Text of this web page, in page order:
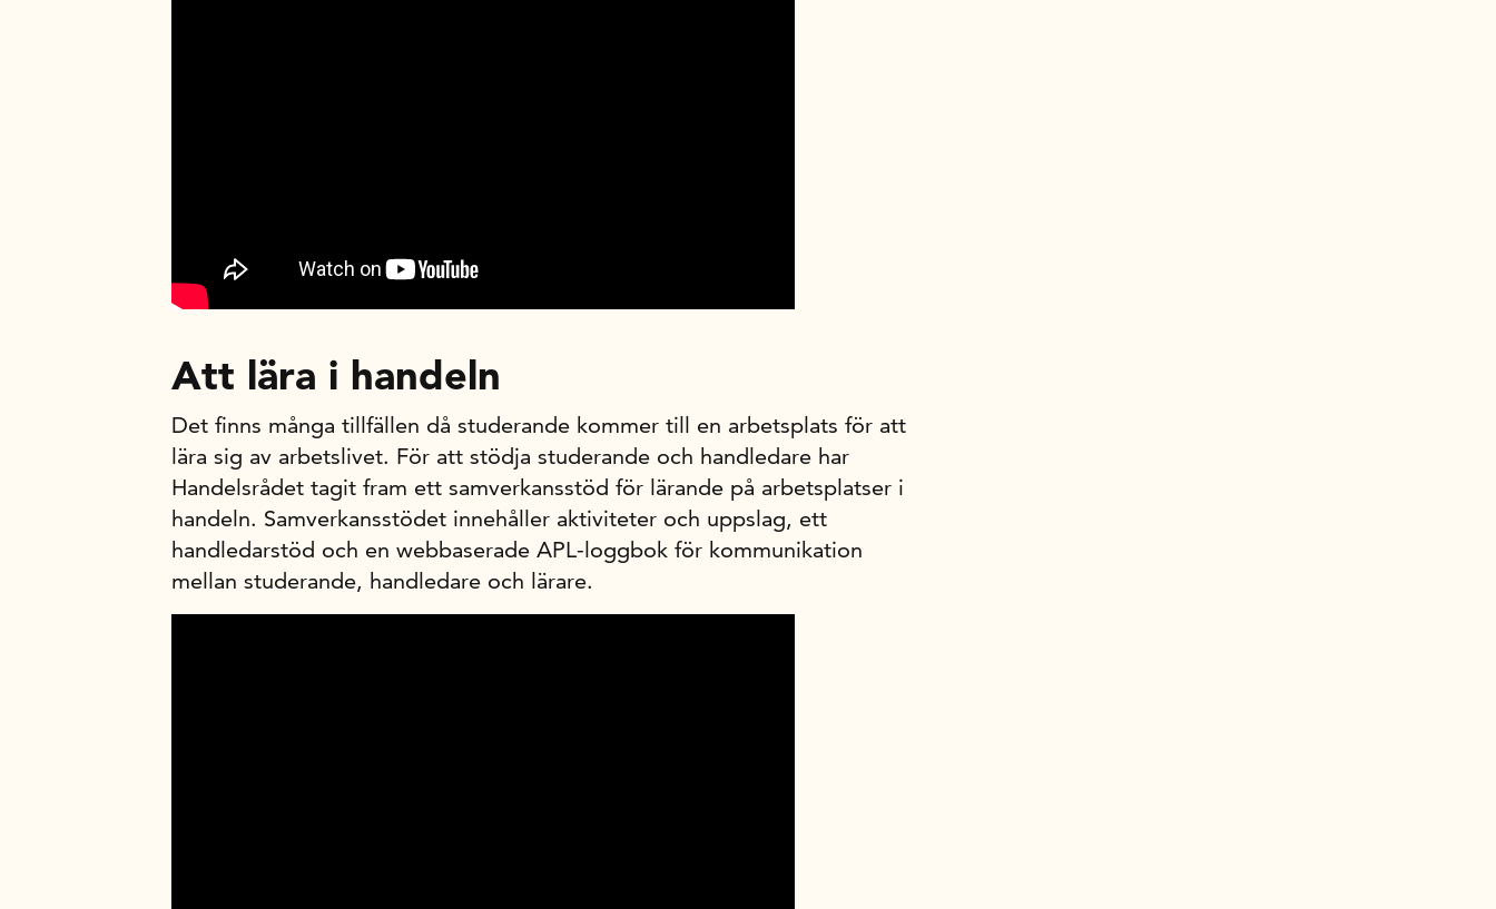
Att lära i handeln
Det finns många tillfällen då studerande kommer till en arbetsplats för att
lära sig av arbetslivet. För att stödja studerande och handledare har
Handelsrådet tagit fram ett samverkansstöd för lärande på arbetsplatser i
handeln. Samverkansstödet innehåller aktiviteter och uppslag, ett
handledarstöd och en webbaserade APL-loggbok för kommunikation
mellan studerande, handledare och lärare.